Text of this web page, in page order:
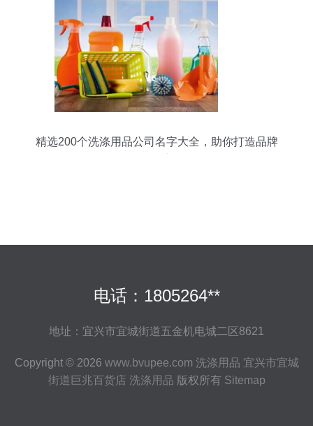
精选200个洗涤用品公司名字大全，助你打造品牌
电话：1805264**
地址：宜兴市宜城街道五金机电城二区8621
Copyright © 2026 www.bvupee.com 洗涤用品 宜兴市宜城
街道巨兆百货店 洗涤用品 版权所有 Sitemap